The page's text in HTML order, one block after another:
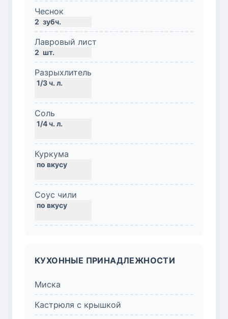
Чеснок
2 зубч.
Лавровый лист
2 шт.
Разрыхлитель
Соль
Куркума
Соус чили
КУХОННЫЕ ПРИНАДЛЕЖНОСТИ
Миска
Кастрюля с крышкой